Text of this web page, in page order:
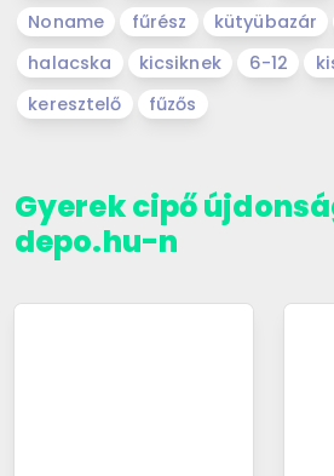
Noname
fűrész kütyübazár
halacska
kicsiknek 6-12
keresztelő
fűzős
Gyerek cipő
depo.hu-n